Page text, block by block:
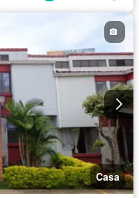
Casa